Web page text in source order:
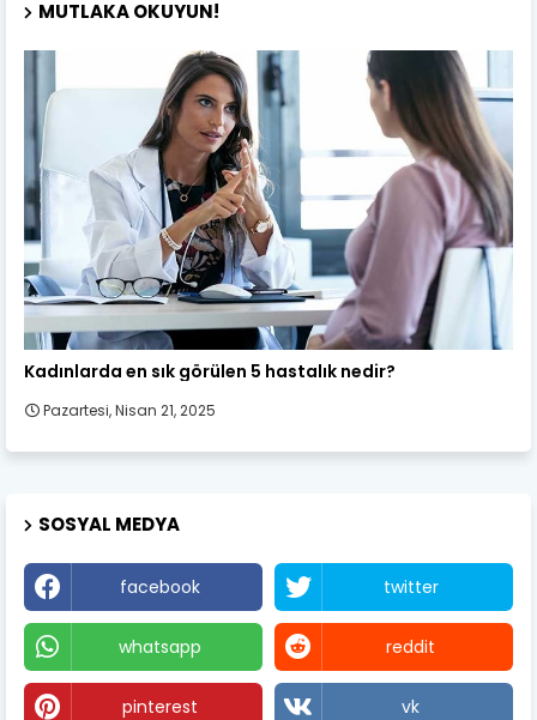
MUTLAKA OKUYUN!
Kadın Sağlığı
Kadınlarda en sık görülen 5 hastalık nedir?
Pazartesi, Nisan 21, 2025
SOSYAL MEDYA
facebook twitter
whatsapp reddit
pinterest vk